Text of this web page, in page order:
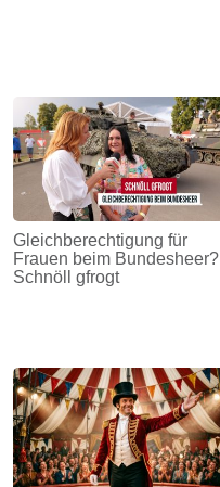
Gleichberechtigung für
Frauen beim Bundesheer? |
Schnöll gfrogt